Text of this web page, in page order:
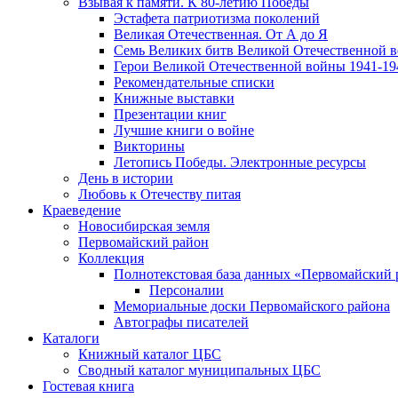
Эcтафета патриотизма поколений
Великая Отечественная. От А до Я
Семь Великих битв Великой Отечественной
Герои Великой Отечественной войны 1941-
Рекомендательные списки
Книжные выставки
Презентации книг
Лучшие книги о войне
Викторины
Летопись Победы. Электронные ресурсы
День в истории
Любовь к Отечеству питая
Краеведение
Новосибирская земля
Первомайский район
Коллекция
Полнотекстовая база данных «Первомайский
Персоналии
Мемориальные доски Первомайского района
Автографы писателей
Каталоги
Книжный каталог ЦБС
Сводный каталог муниципальных ЦБС
Гостевая книга